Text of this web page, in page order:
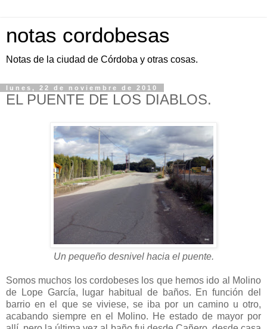
notas cordobesas
Notas de la ciudad de Córdoba y otras cosas.
lunes, 22 de noviembre de 2010
EL PUENTE DE LOS DIABLOS.
Un pequeño desnivel hacia el puente.
Somos muchos los cordobeses los que hemos ido al Molino
de Lope García, lugar habitual de baños. En función del
barrio en el que se viviese, se iba por un camino u otro,
acabando siempre en el Molino. He estado de mayor por